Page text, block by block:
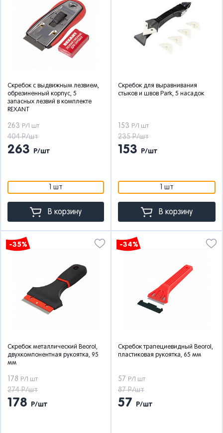
Скребок с выдвижным лезвием,
обрезиненный корпус, 5
запасных лезвий в комплекте
REXANT
263 Р/1 шт
404 Р/шт
263 Р/шт
1 шт
В корзину
Скребок для выравнивания
стыков и швов Park, 5 насадок
153 Р/1 шт
235 Р/шт
153 Р/шт
1 шт
В корзину
-35%
Скребок металлический Beorol,
двухкомпонентная рукоятка, 95
мм
178 Р/1 шт
274 Р/шт
178 Р/шт
-34%
Скребок трапециевидный Beorol,
пластиковая рукоятка, 65 мм
57 Р/1 шт
87 Р/шт
57 Р/шт